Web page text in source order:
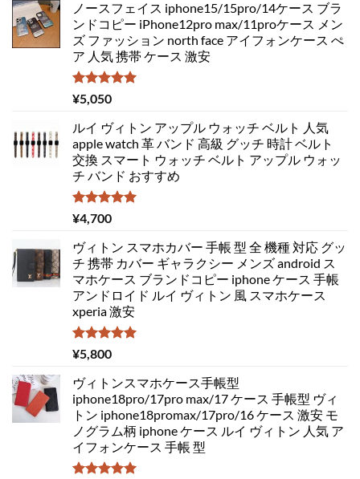
ノースフェイス iphone15/15pro/14ケース ブラ
ンドコピー iPhone12pro max/11proケース メン
ズ ファッション north face アイフォンケース ぺ
ア 人気 携帯 ケース 激安
5段階中
5.00
¥5,050
ルイ ヴィトン アップル ウォッチ ベルト 人気
apple watch 革 バンド 高級 グッチ 時計 ベルト
交換 スマート ウォッチ ベルト アップル ウォッ
チ バンド おすすめ
5段階中
5.00
¥4,700
ヴィトン スマホカバー 手帳 型 全 機種 対応 グッ
チ 携帯 カバー ギャラクシー メンズ android ス
マホケース ブランドコピー iphone ケース 手帳
アンドロイド ルイ ヴィトン 風 スマホケース
xperia 激安
5段階中
5.00
¥5,800
ヴィトンスマホケース手帳型
iphone18pro/17pro max/17 ケース 手帳型 ヴィ
トン iphone18promax/17pro/16 ケース 激安 モ
ノグラム柄 iphone ケース ルイ ヴィトン 人気 ア
イフォンケース 手帳 型